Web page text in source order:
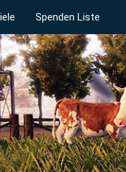
Spenden Liste